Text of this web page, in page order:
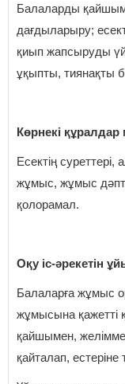
Балаларды
дағдыларыру;
қиып жапсыруды
ұқыпты, тиянақты
Көрнекі
Есектің
жұмыс, жұмыс
қолорамал.
Оқу іс-әрекетін
Балаларға жұмыс
жұмысына қажетті
қайшымен,
қайталап, естеріне